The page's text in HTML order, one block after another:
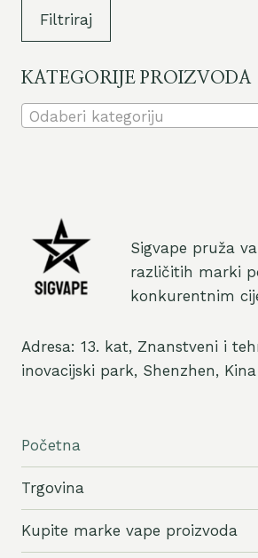
Filtriraj
KATEGORIJE PROIZVODA
Odaberi kategoriju
Sigvape pruža
različitih marki
konkurentnim
Adresa: 13. kat, Znanstveni i
inovacijski park, Shenzhen, Kina
Početna
Trgovina
Kupite marke vape proizvoda